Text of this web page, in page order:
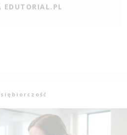
EDUTORIAL.PL